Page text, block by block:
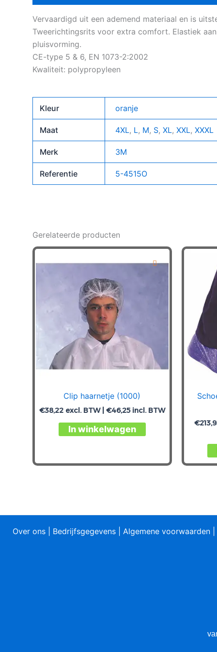
Vervaardigd uit een ademend materiaal en is
Tweerichtingsrits voor extra comfort. Elastiek
pluisvorming.
CE-type 5 & 6, EN 1073-2:2002
Kwaliteit: polypropyleen
Kleur oranje
Maat 4XL, L, M, S,XL,XXL,XXXL
Merk 3M
Referentie 5-4515O
Gerelateerde producten
Clip haarnetje (1000)
€38,22excl. BTW | €46,25incl. BTW
In winkelwagen
Dit
product
meerdere
worden
€
Over ons Bedrijfsgegevens Algemene voorwaarden